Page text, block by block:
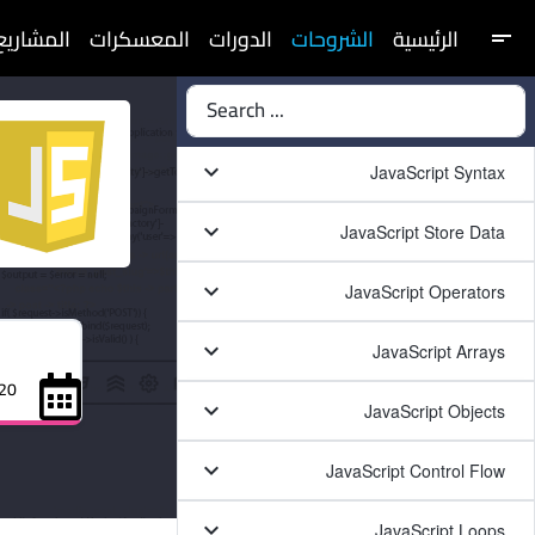
short_text الرئيسية الشروحات الدورات المعسكرات
20 نوفمبر 2021
Search ...
JavaScript Syntax
keyboard_arrow_down
JavaScript Store Data
keyboard_arrow_down
JavaScript Operators
keyboard_arrow_down
JavaScript Arrays
keyboard_arrow_down
JavaScript Objects
keyboard_arrow_down
JavaScript Control Flow
keyboard_arrow_down
JavaScript Loops